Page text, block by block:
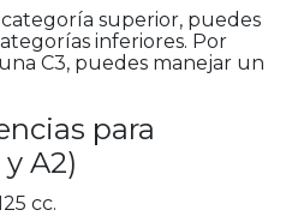
superior, puedes
inferiores. Por
C3, puedes manejar un
para
A2)
cc.